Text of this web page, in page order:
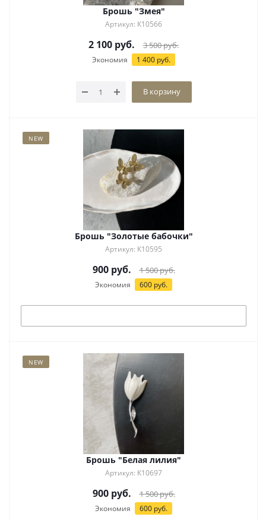
Брошь "Змея"
Артикул: К10566
2 100 руб. 3 500руб.
Экономия 1 400 руб.
В корзину
NEW
Брошь "Золотые бабочки"
Артикул: К10595
900руб. 1 500руб.
Экономия 600 руб.
NEW
Брошь "Белая лилия"
Артикул: К10697
900руб. 1 500руб.
Экономия 600 руб.